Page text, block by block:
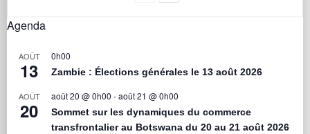
Agenda
AOÛT
13
0h00
Zambie : Élections générales le 13 août 2026
AOÛT
20
août 20 @ 0h00 -août 21 @ 0h00
Sommet sur les dynamiques du commerce
transfrontalier au Botswana du 20 au 21 août 2026